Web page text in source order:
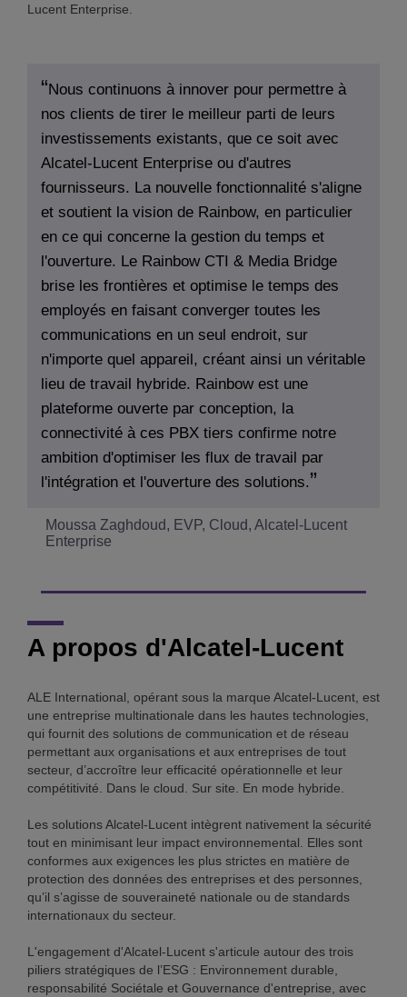
Lucent Enterprise.
Nous continuons à innover pour permettre à
nos clients de tirer le meilleur parti de leurs
investissements existants, que ce soit avec
Alcatel-Lucent Enterprise ou d'autres
fournisseurs. La nouvelle fonctionnalité s'aligne
et soutient la vision de Rainbow, en particulier
en ce qui concerne la gestion du temps et
l'ouverture. Le Rainbow CTI & Media Bridge
brise les frontières et optimise le temps des
employés en faisant converger toutes les
communications en un seul endroit, sur
n'importe quel appareil, créant ainsi un véritable
lieu de travail hybride. Rainbow est une
plateforme ouverte par conception, la
connectivité à ces PBX tiers confirme notre
ambition d'optimiser les flux de travail par
l'intégration et l'ouverture des solutions.
Moussa Zaghdoud, EVP, Cloud, Alcatel-Lucent
Enterprise
A propos d'Alcatel-Lucent
ALE International, opérant sous la marque Alcatel-Lucent, est
une entreprise multinationale dans les hautes technologies,
qui fournit des solutions de communication et de réseau
permettant aux organisations et aux entreprises de tout
secteur, d’accroître leur efficacité opérationnelle et leur
compétitivité. Dans le cloud. Sur site. En mode hybride.
Les solutions Alcatel-Lucent intègrent nativement la sécurité
tout en minimisant leur impact environnemental. Elles sont
conformes aux exigences les plus strictes en matière de
protection des données des entreprises et des personnes,
qu’il s’agisse de souveraineté nationale ou de standards
internationaux du secteur.
L'engagement d'Alcatel-Lucent s'articule autour des trois
piliers stratégiques de l’ESG : Environnement durable,
responsabilité Sociétale et Gouvernance d'entreprise, avec